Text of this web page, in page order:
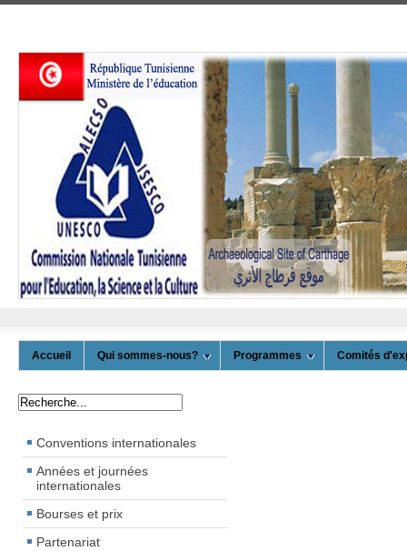
Accueil Qui sommes-nous? Programmes Comités
Conventions internationales
Années et journées
internationales
Bourses et prix
Partenariat